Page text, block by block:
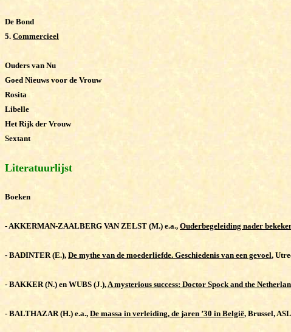
De Bond
5. Commercieel
Ouders van Nu
Goed Nieuws voor de Vrouw
Rosita
Libelle
Het Rijk der Vrouw
Sextant
Literatuurlijst
Boeken
-AKKERMAN-ZAALBERG VAN ZELST (M.) e.a., Ouderbegeleiding nader
- BADINTER (E.), De mythe van de moederliefde. Geschiedenis van een gevoel,
- BAKKER (N.) en WUBS (J.),A mysterious success: Doctor Spock and the
- BALTHAZAR (H.) e.a., De massa in verleiding, de jaren ’30 in België, Brussel,